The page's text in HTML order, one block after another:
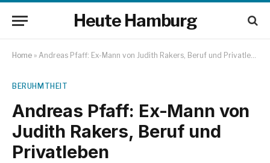
Heute Hamburg
Home » Andreas Pfaff: Ex-Mann von Judith Rakers, Beruf und Privatleben
BERUHMTHEIT
Andreas Pfaff: Ex-Mann von
Judith Rakers, Beruf und
Privatleben